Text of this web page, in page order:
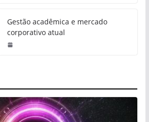
Gestão acadêmica e mercado
corporativo atual